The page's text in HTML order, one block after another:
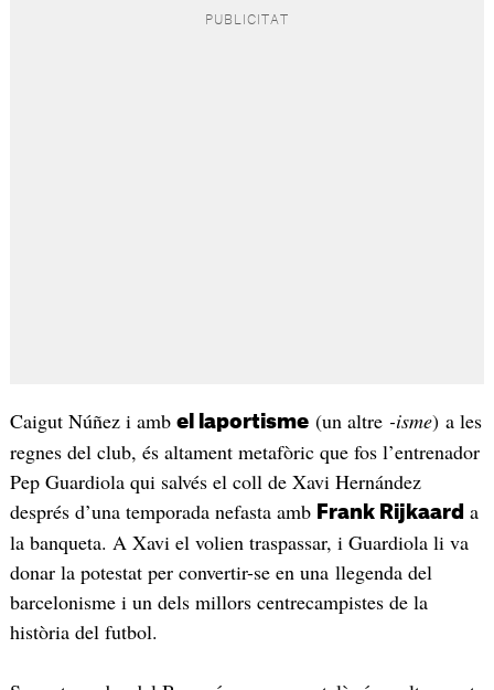
Caigut Núñez i amb el laportisme(un altre -isme) a les
regnes del club, és altament metafòric que fos l’entrenador
Pep Guardiola qui salvés el coll de Xavi Hernández
després d’una temporada nefasta amb Frank Rijkaard a
la banqueta. A Xavi el volien traspassar, i Guardiola li va
donar la potestat per convertir-se en una llegenda del
barcelonisme i un dels millors centrecampistes de la
història del futbol.